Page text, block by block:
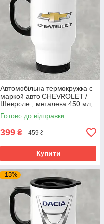
Автомобільна термокружка с
маркой авто CHEVROLET /
Шевроле , металева 450 мл,
біла
Готово до відправки
399 ₴ 459 ₴
Купити
–13%